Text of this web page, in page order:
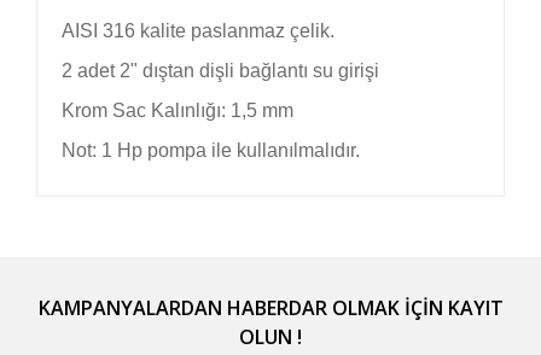
AISI 316 kalite paslanmaz çelik.
2 adet 2" dıştan dişli bağlantı su girişi
Krom Sac Kalınlığı: 1,5 mm
Not: 1 Hp pompa ile kullanılmalıdır.
Yorum Yaz
Görüş ve önerileriniz için teşekkür ederiz.
KAMPANYALARDAN HABERDAR OLMAK İÇİN KAYIT
OLUN !